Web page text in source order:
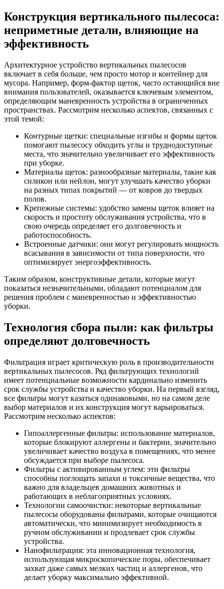
Конструкция вертикального пылесоса:
неприметные детали, влияющие на
эффективность
Архитектурное устройство вертикальных пылесосов
включает в себя больше, чем просто мотор и контейнер для
мусора. Например, форм-фактор щеток, часто остающийся вне
внимания пользователей, оказывается ключевым элементом,
определяющим маневренность устройства в ограниченных
пространствах. Рассмотрим несколько аспектов, связанных с
этой темой:
Контурные щетки: специальные изгибы и формы щеток
помогают пылесосу обходить углы и труднодоступные
места, что значительно увеличивает его эффективность
при уборке.
Материалы щеток: разнообразные материалы, такие как
силикон или нейлон, могут улучшать качество уборки
на разных типах покрытий — от ковров до твердых
полов.
Крепежные системы: удобство замены щеток влияет на
скорость и простоту обслуживания устройства, что в
свою очередь определяет его долговечность и
работоспособность.
Встроенные датчики: они могут регулировать мощность
всасывания в зависимости от типа поверхности, что
оптимизирует энергоэффективность.
Таким образом, конструктивные детали, которые могут
показаться незначительными, обладают потенциалом для
решения проблем с маневренностью и эффективностью
уборки.
Технология сбора пыли: как фильтры
определяют долговечность
Фильтрация играет критическую роль в производительности
вертикальных пылесосов. Ряд фильтрующих технологий
имеет потенциальные возможности кардинально изменить
срок службы устройства и качество уборки. На первый взгляд,
все фильтры могут казаться одинаковыми, но на самом деле
выбор материалов и их конструкция могут варьироваться.
Рассмотрим несколько аспектов:
Гипоаллергенные фильтры: использование материалов,
которые блокируют аллергены и бактерии, значительно
увеличивает качество воздуха в помещениях, что менее
обсуждается при выборе пылесоса.
Фильтры с активированным углем: эти фильтры
способны поглощать запахи и токсичные вещества, что
важно для владельцев домашних животных и
работающих в неблагоприятных условиях.
Технологии самоочистки: некоторые вертикальные
пылесосы оборудованы фильтрами, которые очищаются
автоматически, что минимизирует необходимость в
ручном обслуживании и продлевает срок службы
устройства.
Нанофильтрация: эта инновационная технология,
использующая микроскопические поры, обеспечивает
захват даже самых мелких частиц и аллергенов, что
делает уборку максимально эффективной.